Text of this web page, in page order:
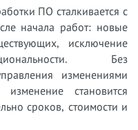
ПО сталкивается с
начала работ: новые
исключение
Без
изменениями
становится
сроков, стоимости и